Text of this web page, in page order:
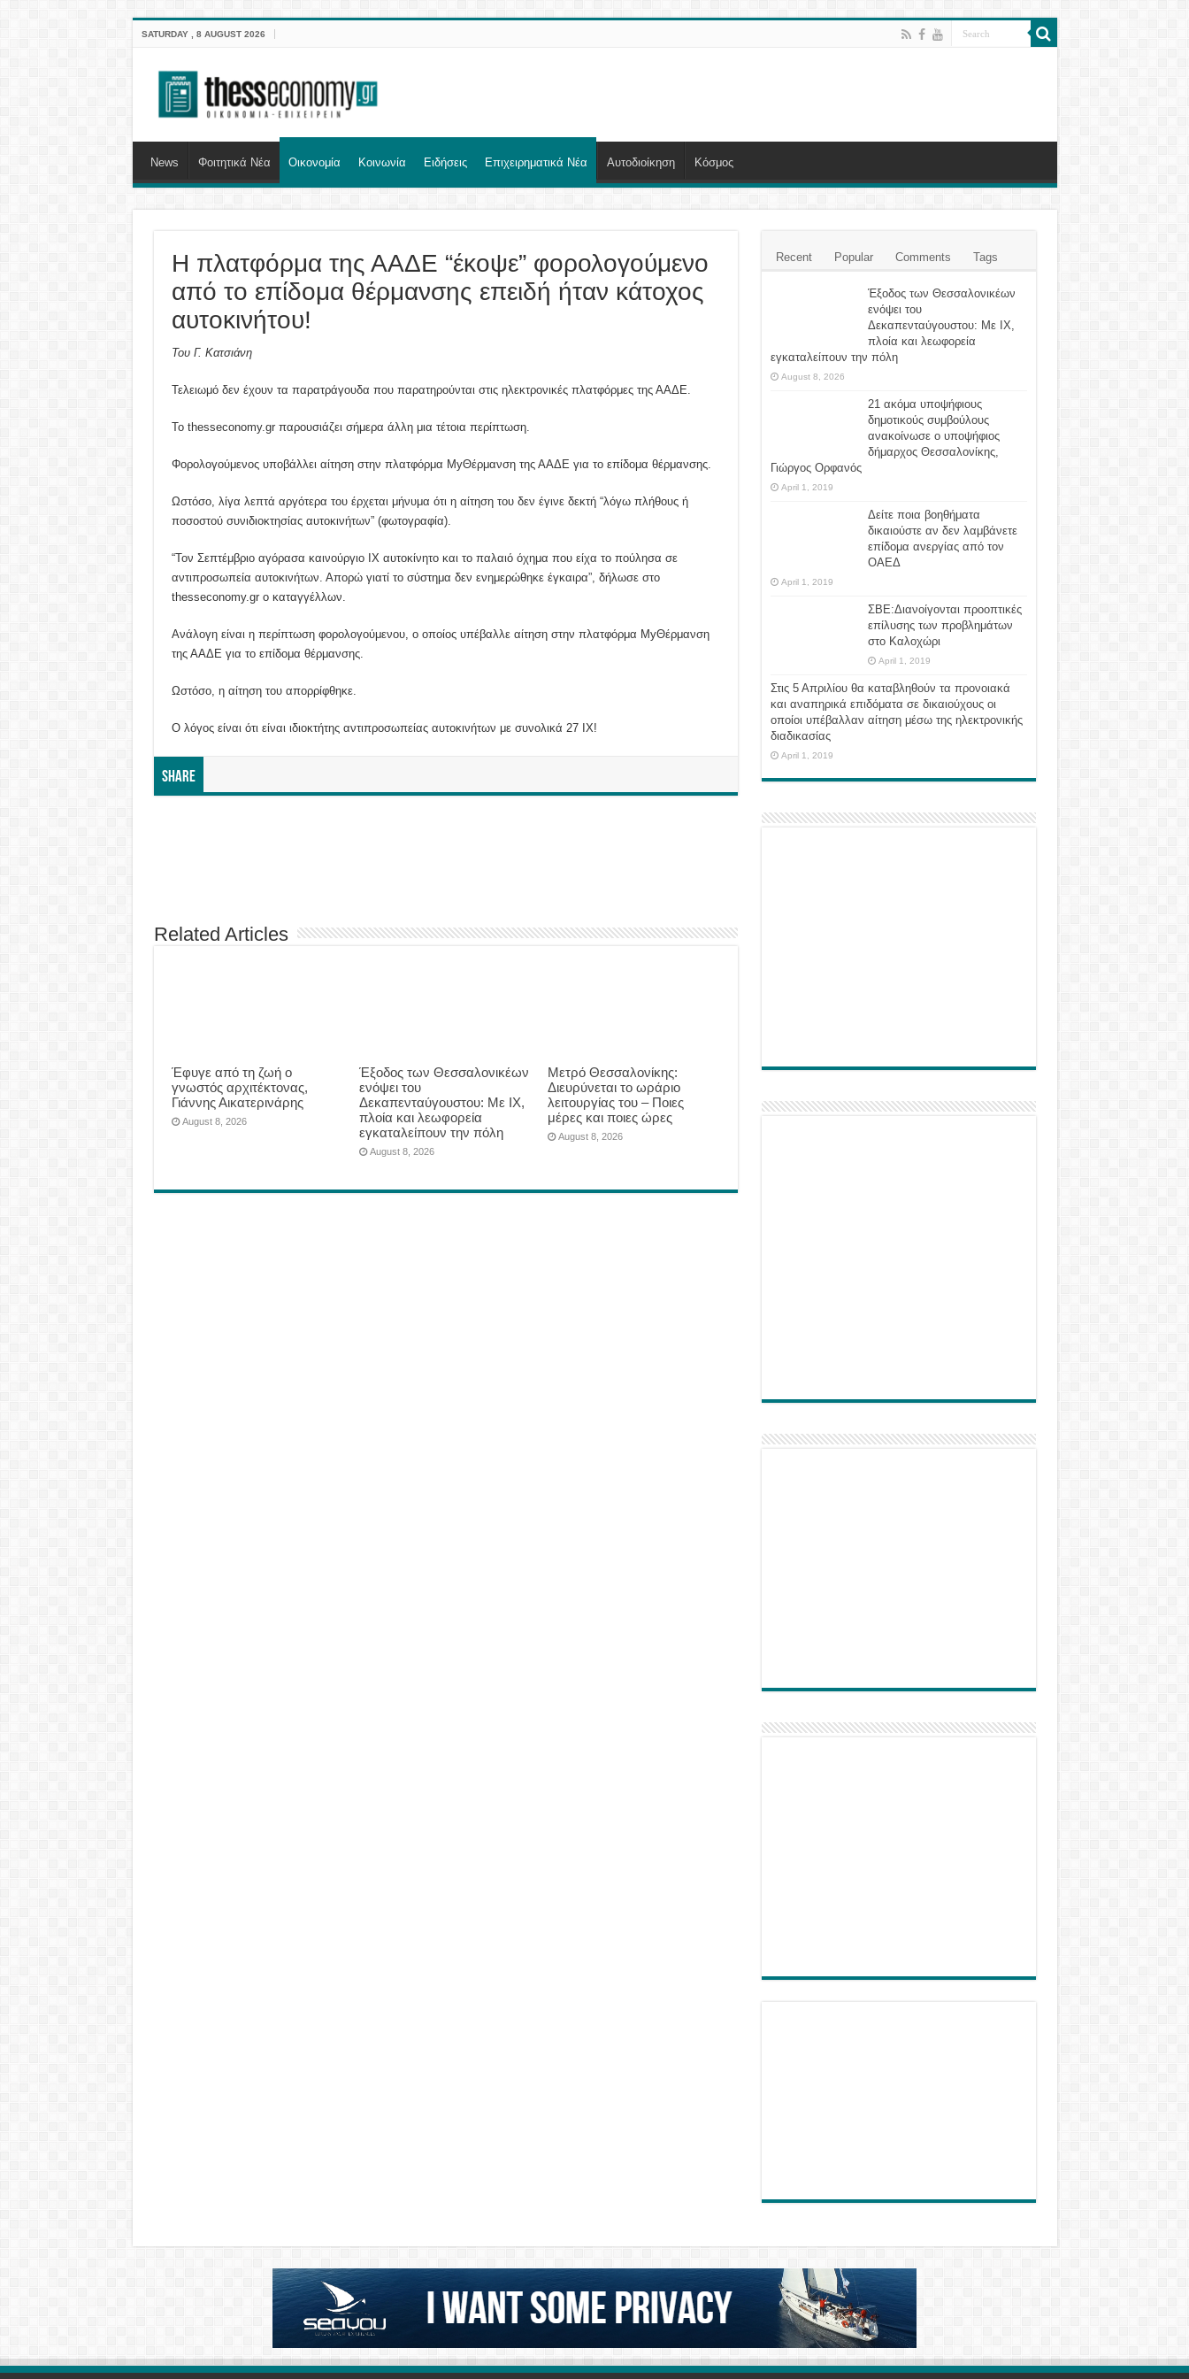
SATURDAY , 8 AUGUST 2026
News Φοιτητικά Νέα Οικονομία Κοινωνία Ειδήσεις Επιχειρηματικά Νέα Αυτοδιοίκηση Κόσμος
Η πλατφόρμα της ΑΑΔΕ “έκοψε” φορολογούμενο
από το επίδομα θέρμανσης επειδή ήταν κάτοχος
αυτοκινήτου!
Του Γ. Κατσιάνη
Τελειωμό δεν έχουν τα παρατράγουδα που παρατηρούνται στις ηλεκτρονικές πλατφόρμες της ΑΑΔΕ.
Το thesseconomy.gr παρουσιάζει σήμερα άλλη μια τέτοια περίπτωση.
Φορολογούμενος υποβάλλει αίτηση στην πλατφόρμα MyΘέρμανση της ΑΑΔΕ για το επίδομα θέρμανσης.
Ωστόσο, λίγα λεπτά αργότερα του έρχεται μήνυμα ότι η αίτηση του δεν έγινε δεκτή “λόγω πλήθους ή
ποσοστού συνιδιοκτησίας αυτοκινήτων” (φωτογραφία).
“Τον Σεπτέμβριο αγόρασα καινούργιο ΙΧ αυτοκίνητο και το παλαιό όχημα που είχα το πούλησα σε
αντιπροσωπεία αυτοκινήτων. Απορώ γιατί το σύστημα δεν ενημερώθηκε έγκαιρα”, δήλωσε στο
thesseconomy.gr ο καταγγέλλων.
Ανάλογη είναι η περίπτωση φορολογούμενου, ο οποίος υπέβαλλε αίτηση στην πλατφόρμα MyΘέρμανση
της ΑΑΔΕ για το επίδομα θέρμανσης.
Ωστόσο, η αίτηση του απορρίφθηκε.
Ο λόγος είναι ότι είναι ιδιοκτήτης αντιπροσωπείας αυτοκινήτων με συνολικά 27 ΙΧ!
Share
Related Articles
Έφυγε από τη ζωή ο
γνωστός αρχιτέκτονας,
Γιάννης Αικατερινάρης
August 8, 2026
Έξοδος των Θεσσαλονικέων
ενόψει του
Δεκαπενταύγουστου: Με ΙΧ,
πλοία και λεωφορεία
εγκαταλείπουν την πόλη
August 8, 2026
Μετρό Θεσσαλονίκης:
Διευρύνεται το ωράριο
λειτουργίας του – Ποιες
μέρες και ποιες ώρες
August 8, 2026
Recent Popular Comments Tags
Έξοδος των Θεσσαλονικέων
ενόψει του
Δεκαπενταύγουστου: Με ΙΧ,
πλοία και λεωφορεία
εγκαταλείπουν την πόλη
August 8, 2026
21 ακόμα υποψήφιους
δημοτικούς συμβούλους
ανακοίνωσε ο υποψήφιος
δήμαρχος Θεσσαλονίκης,
Γιώργος Ορφανός
April 1, 2019
Δείτε ποια βοηθήματα
δικαιούστε αν δεν λαμβάνετε
επίδομα ανεργίας από τον
ΟΑΕΔ
April 1, 2019
ΣΒΕ:Διανοίγονται προοπτικές
επίλυσης των προβλημάτων
στο Καλοχώρι
April 1, 2019
Στις 5 Απριλίου θα καταβληθούν τα προνοιακά
και αναπηρικά επιδόματα σε δικαιούχους οι
οποίοι υπέβαλλαν αίτηση μέσω της ηλεκτρονικής
διαδικασίας
April 1, 2019